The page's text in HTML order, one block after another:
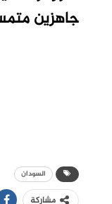
جاهزين
السودان
مشاركة